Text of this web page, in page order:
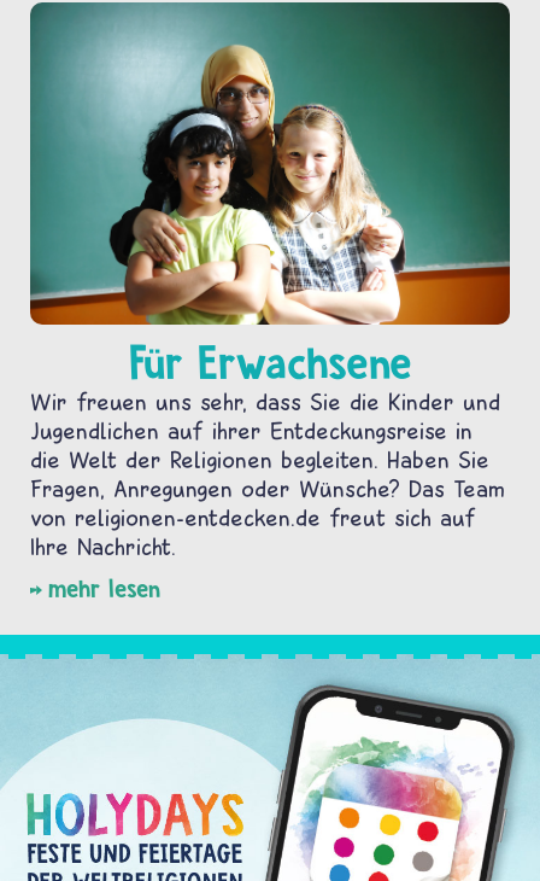
Für Erwachsene
Wir freuen uns sehr, dass Sie die Kinder und
Jugendlichen auf ihrer Entdeckungsreise in
die Welt der Religionen begleiten. Haben Sie
Fragen, Anregungen oder Wünsche? Das Team
von religionen-entdecken.de freut sich auf
Ihre Nachricht.
mehr lesen